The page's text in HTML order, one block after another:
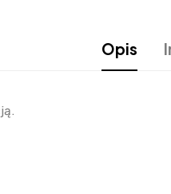
Opis